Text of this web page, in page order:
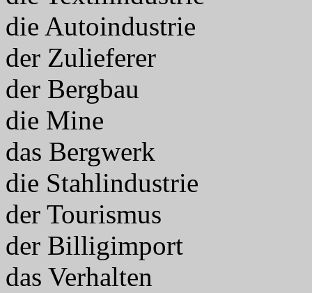
die Autoindustrie
der Zulieferer
der Bergbau
die Mine
das Bergwerk
die Stahlindustrie
der Tourismus
der Billigimport
das Verhalten